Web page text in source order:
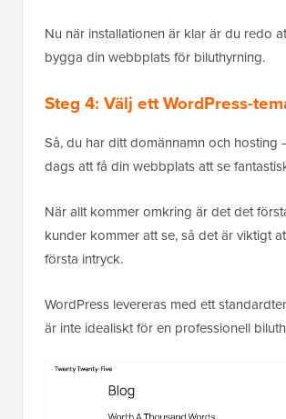
Nu när installationen är klar är du redo
bygga din webbplats för biluthyrning.
Steg 4: Välj ett WordPress-
Så, du har ditt domännamn och hosting
dags att få din webbplats att se
När allt kommer omkring är det det
kunder kommer att se, så det är viktigt
första intryck.
WordPress levereras med ett
är inte idealiskt för en professionell